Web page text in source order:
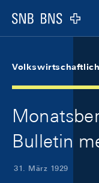
Logo
Bulletin
31. März 1929